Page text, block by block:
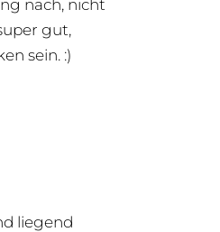
nach, nicht
gut,
sein. :)
liegend